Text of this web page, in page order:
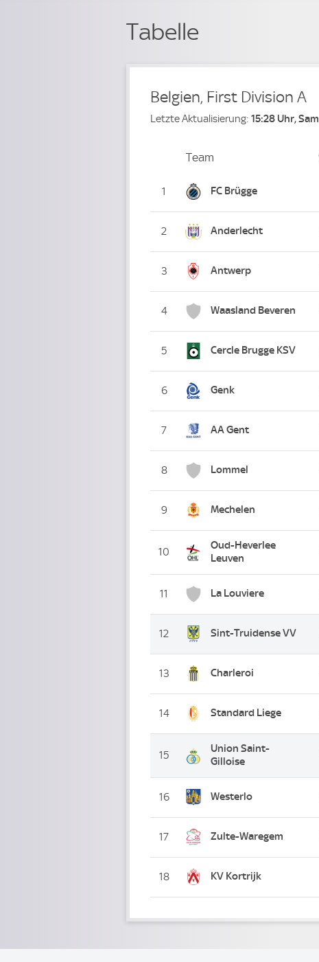
Tabelle
Belgien, First Division A
Letzte Aktualisierung: 15:28 Uhr,
PlatzTeam
1 FC Brügge
2 Anderlecht
3 Antwerp
4 Waasland Beveren
5 Cercle Brugge KSV
6 Genk
7 AA Gent
8 Lommel
9 Mechelen
10
Oud-Heverlee
Leuven
11 La Louviere
12 Sint-Truidense VV
13 Charleroi
14 Standard Liege
15
Union Saint-
Gilloise
16 Westerlo
17 Zulte-Waregem
18 KV Kortrijk